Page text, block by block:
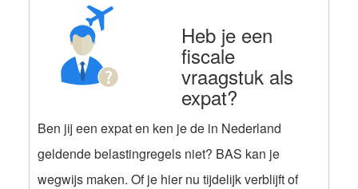
Heb je een
fiscale
vraagstuk als
expat?
Ben jij een expat en ken je de in Nederland
geldende belastingregels niet? BAS kan je
wegwijs maken. Of je hier nu tijdelijk verblijft of